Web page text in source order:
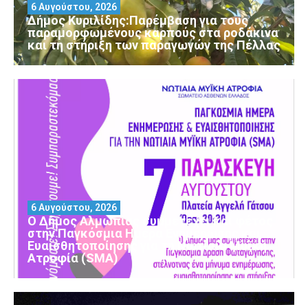
Δήμος Κυριλίδης:Παρέμβαση για τους
παραμορφωμένους καρπούς στα ροδάκινα
και τη στήριξη των παραγωγών της Πέλλας
6 Αυγούστου, 2026
Ο Δήμος Αλμωπίας συμμετέχει και φέτος
στην Παγκόσμια Ημέρα Ενημέρωσης και
Ευαισθητοποίησης για τη Νωτιαία Μυϊκή
Ατροφία (SMA)
6 Αυγούστου, 2026